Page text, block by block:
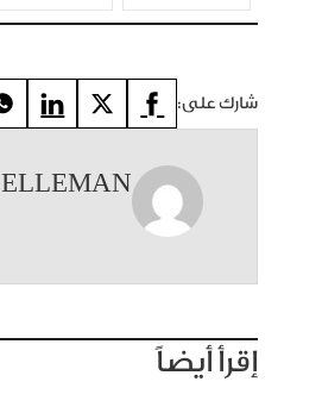
شارك على:
ELLEMAN
إقرأ أيضاً